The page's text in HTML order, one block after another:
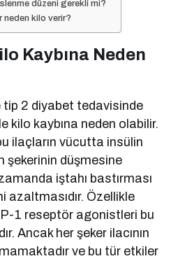
düzeni gerekli mi?
neden kilo verir?
Kaybına Neden
tip 2 diyabet tedavisinde
kilo kaybına neden olabilir.
ilaçların vücutta insülin
şekerinin düşmesine
iştahı bastırması
azaltmasıdır. Özellikle
1 reseptör agonistleri bu
Ancak her şeker ilacının
ve bu tür etkiler